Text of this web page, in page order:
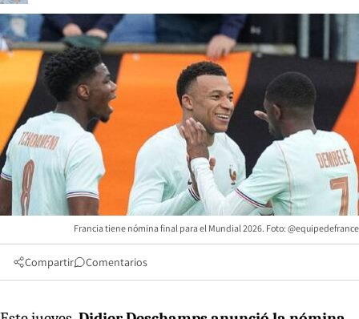
Francia tiene nómina final para el Mundial 2026. Foto: @equipedefrance
Compartir Comentarios